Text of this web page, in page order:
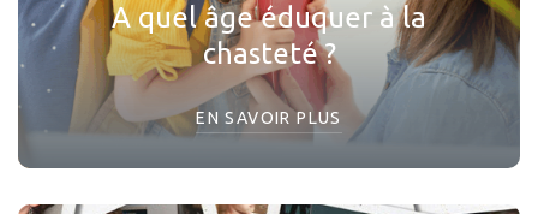
A quel âge éduquer à la
chasteté ?
EN SAVOIR PLUS